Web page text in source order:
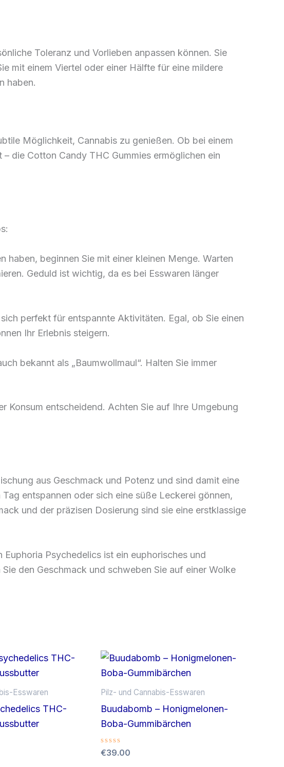
Toleranz und Vorlieben anpassen können. Sie
mit einem Viertel oder einer Hälfte für eine mildere
haben.
Möglichkeit, Cannabis zu genießen. Ob bei einem
die Cotton Candy THC Gummies ermöglichen ein
haben, beginnen Sie mit einer kleinen Menge. Warten
Geduld ist wichtig, da es bei Esswaren länger
perfekt für entspannte Aktivitäten. Egal, ob Sie einen
Ihr Erlebnis steigern.
bekannt als „Baumwollmaul“. Halten Sie immer
entscheidend. Achten Sie auf Ihre Umgebung
aus Geschmack und Potenz und sind damit eine
entspannen oder sich eine süße Leckerei gönnen,
und der präzisen Dosierung sind sie eine erstklassige
Psychedelics ist ein euphorisches und
den Geschmack und schweben Sie auf einer Wolke
Esswaren
THC-
Pilz- und Cannabis-Esswaren
Buudabomb – Honigmelonen-
Boba-Gummibärchen
Bewertet
€39.00